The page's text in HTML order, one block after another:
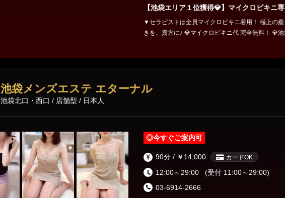
【池袋エリア１位獲得💎】マイクロビキニ
▼セラピストは全員マイクロビキニ着用！ 極上の癒
きを、貴方に♪ 💎マイクロビキニ代 完全無料！ 💎
ャで限定配布！ 🔗 https://x.gd/THIBB マイクロビキ
池袋メンズエステ エターナル
池袋北口・西口 / 店舗型 / 日本人
◎今すぐご案内可
90分 / ￥14,000 カードOK
12:00～29:00
(受付 11:00～29:00)
03-6914-2666